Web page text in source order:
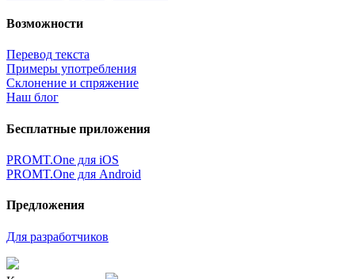
Возможности
Перевод текста
Примеры употребления
Склонение и спряжение
Наш блог
Бесплатные приложения
PROMT.One для iOS
PROMT.One для Android
Предложения
Для разработчиков